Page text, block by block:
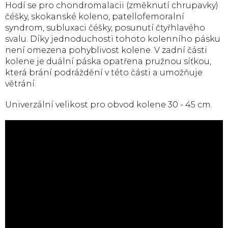
Hodí se pro chondromalacii (změknutí chrupavky)
čéšky, skokanské koleno, patellofemoralní
syndrom, subluxaci čéšky, posunutí čtyřhlavého
svalu. Díky jednoduchosti tohoto kolenního pásku
není omezena pohyblivost kolene. V zadní části
kolene je duální páska opatřena pružnou síťkou,
která brání podráždění v této části a umožňuje
větrání.
Univerzální velikost pro obvod kolene 30 - 45 cm.